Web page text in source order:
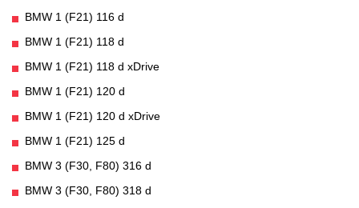
BMW 1 (F21) 116 d
BMW 1 (F21) 118 d
BMW 1 (F21) 118 d xDrive
BMW 1 (F21) 120 d
BMW 1 (F21) 120 d xDrive
BMW 1 (F21) 125 d
BMW 3 (F30, F80) 316 d
BMW 3 (F30, F80) 318 d